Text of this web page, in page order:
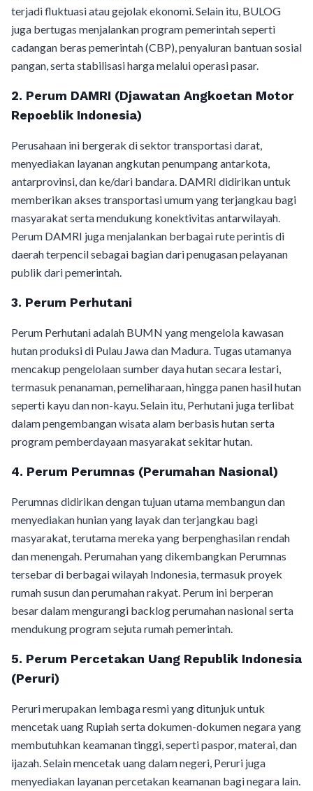
terjadi fluktuasi atau gejolak ekonomi. Selain itu, BULOG
juga bertugas menjalankan program pemerintah seperti
cadangan beras pemerintah (CBP), penyaluran bantuan sosial
pangan, serta stabilisasi harga melalui operasi pasar.
2. Perum DAMRI (Djawatan Angkoetan Motor
Repoeblik Indonesia)
Perusahaan ini bergerak di sektor transportasi darat,
menyediakan layanan angkutan penumpang antarkota,
antarprovinsi, dan ke/dari bandara. DAMRI didirikan untuk
memberikan akses transportasi umum yang terjangkau bagi
masyarakat serta mendukung konektivitas antarwilayah.
Perum DAMRI juga menjalankan berbagai rute perintis di
daerah terpencil sebagai bagian dari penugasan pelayanan
publik dari pemerintah.
3. Perum Perhutani
Perum Perhutani adalah BUMN yang mengelola kawasan
hutan produksi di Pulau Jawa dan Madura. Tugas utamanya
mencakup pengelolaan sumber daya hutan secara lestari,
termasuk penanaman, pemeliharaan, hingga panen hasil hutan
seperti kayu dan non-kayu. Selain itu, Perhutani juga terlibat
dalam pengembangan wisata alam berbasis hutan serta
program pemberdayaan masyarakat sekitar hutan.
4. Perum Perumnas (Perumahan Nasional)
Perumnas didirikan dengan tujuan utama membangun dan
menyediakan hunian yang layak dan terjangkau bagi
masyarakat, terutama mereka yang berpenghasilan rendah
dan menengah. Perumahan yang dikembangkan Perumnas
tersebar di berbagai wilayah Indonesia, termasuk proyek
rumah susun dan perumahan rakyat. Perum ini berperan
besar dalam mengurangi backlog perumahan nasional serta
mendukung program sejuta rumah pemerintah.
5. Perum Percetakan Uang Republik Indonesia
(Peruri)
Peruri merupakan lembaga resmi yang ditunjuk untuk
mencetak uang Rupiah serta dokumen-dokumen negara yang
membutuhkan keamanan tinggi, seperti paspor, materai, dan
ijazah. Selain mencetak uang dalam negeri, Peruri juga
menyediakan layanan percetakan keamanan bagi negara lain.